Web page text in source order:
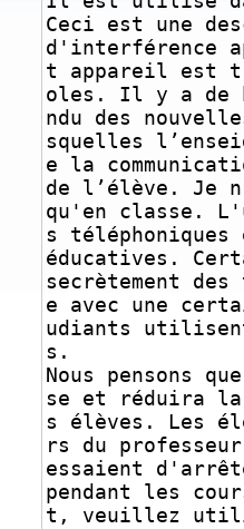
Ceci est une
d'interférence
t appareil est
oles. Il y a de
ndu des
squelles
e la
de l’élève. Je
qu'en classe.
s
éducatives.
secrètement des
e avec une
udiants
s.
Nous pensons
se et réduira
s élèves. Les
rs du
essaient
pendant les
t, veuillez